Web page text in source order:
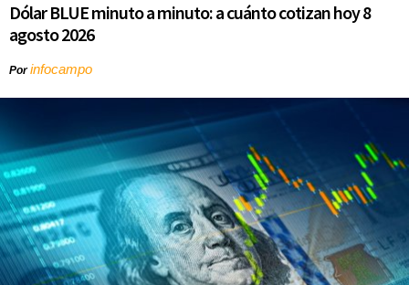
Dólar BLUE minuto a minuto: a cuánto cotizan hoy 8
agosto 2026
Porinfocampo